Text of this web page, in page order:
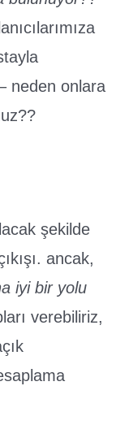
neden onlara
şekilde
ancak,
iyi bir yolu
verebiliriz,